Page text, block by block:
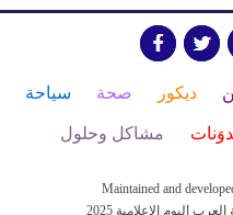
ديكور صحة سياحة
مشاكل وحلول
Maintained and